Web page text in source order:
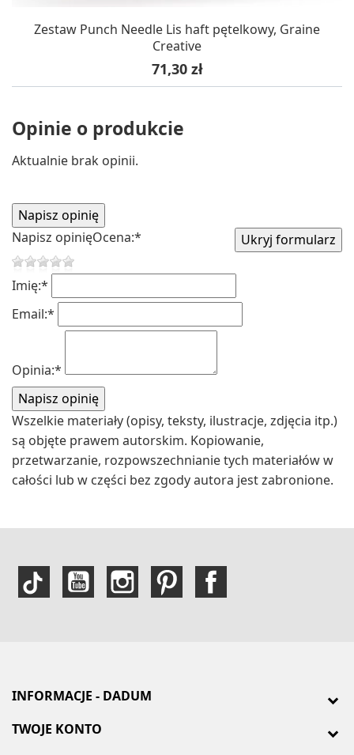
Zestaw Punch Needle Lis haft pętelkowy, Graine
Creative
Cena
71,30 zł
Opinie o produkcie
Aktualnie brak opinii.
Napisz opinięOcena:*
Imię:*
Email:*
Opinia:*
Wszelkie materiały (opisy, teksty, ilustracje, zdjęcia itp.)
są objęte prawem autorskim. Kopiowanie,
przetwarzanie, rozpowszechnianie tych materiałów w
całości lub w części bez zgody autora jest zabronione.
INFORMACJE - DADUM
TWOJE KONTO